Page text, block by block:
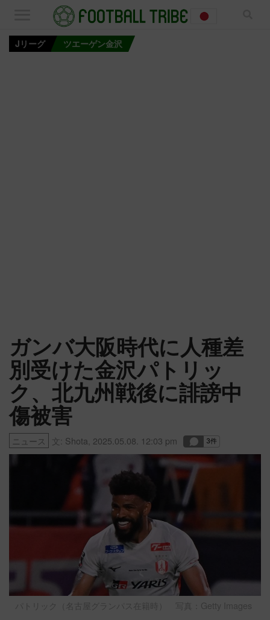
Jリーグ ツエーゲン金沢
ガンバ大阪時代に人種差
別受けた金沢パトリッ
ク、北九州戦後に誹謗中
傷被害
ニュース 文: Shota 2025.05.08. 12:03 pm
パトリック（名古屋グランパス在籍時） 写真：Getty Images